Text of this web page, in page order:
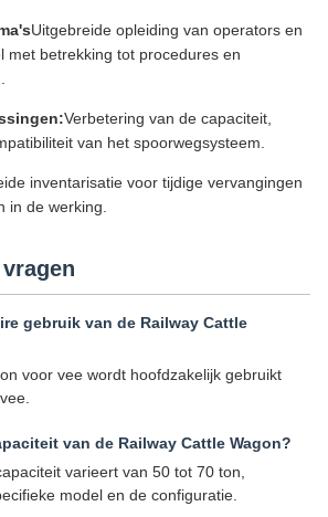
Uitgebreide opleiding van operators en
met betrekking tot procedures en
Verbetering van de capaciteit,
van het spoorwegsysteem.
inventarisatie voor tijdige vervangingen
in de werking.
gebruik van de Railway Cattle
voor vee wordt hoofdzakelijk gebruikt
van de Railway Cattle Wagon?
varieert van 50 tot 70 ton,
model en de configuratie.